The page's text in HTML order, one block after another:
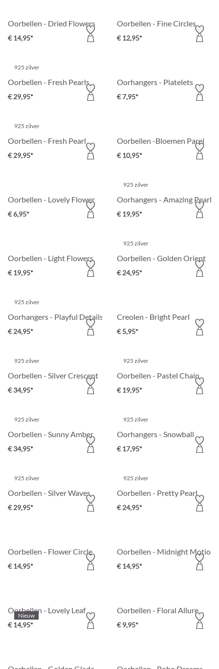
Oorbellen - Dried Flowers
€ 14,95*
Oorbellen - Fine Circles
€ 12,95*
925 zilver
Oorbellen - Fresh Pearls
€ 29,95*
Oorhangers - Platelets
€ 7,95*
925 zilver
Oorbellen - Fresh Pearl
€ 29,95*
Oorbellen -Bloemen Parel
€ 10,95*
Oorbellen - Lovely Flower
€ 6,95*
925 zilver
Oorhangers - Amazing Pearl
€ 19,95*
Oorbellen - Light Flowers
€ 19,95*
925 zilver
Oorbellen - Golden Orient
€ 24,95*
925 zilver
Oorhangers - Playful Details
€ 24,95*
Creolen - Bright Pearl
€ 5,95*
925 zilver
Oorbellen - Silver Crescent
€ 34,95*
925 zilver
Oorbellen - Pastel Chain
€ 19,95*
925 zilver
Oorbellen - Sunny Amber
€ 34,95*
925 zilver
Oorhangers - Snowball
€ 17,95*
925 zilver
Oorbellen - Silver Waves
€ 29,95*
925 zilver
Oorbellen - Pretty Pearl
€ 24,95*
Oorbellen - Flower Circle
€ 14,95*
Oorbellen - Midnight Motion
€ 14,95*
Nieuw
Oorbellen - Lovely Leaf
€ 14,95*
Oorbellen - Floral Allure
€ 9,95*